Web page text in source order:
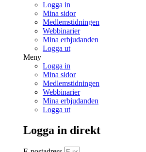
Logga in
Mina sidor
Medlemstidningen
Webbinarier
Mina erbjudanden
Logga ut
Meny
Logga in
Mina sidor
Medlemstidningen
Webbinarier
Mina erbjudanden
Logga ut
Logga in direkt